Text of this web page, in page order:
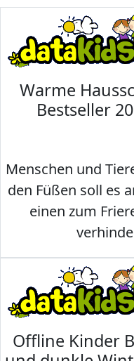
Warme
Bestseller
Menschen und
den Füßen soll es
einen zum
Offline Kinder